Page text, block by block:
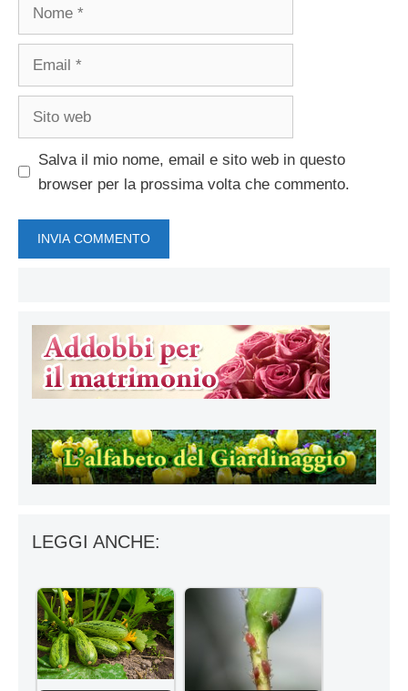
Salva il mio nome, email e sito web in questo
browser per la prossima volta che commento.
LEGGI ANCHE: